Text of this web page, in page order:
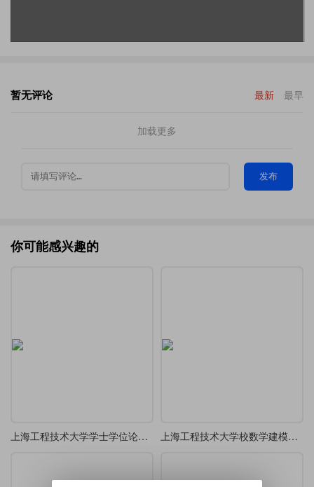
暂无评论 最新 最早
加载更多
发布
你可能感兴趣的
上海工程技术大学学士学位论文模板 上海工程技术大学校数学建模竞赛论文latex模板